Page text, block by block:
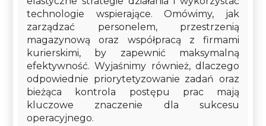
technologie wspierające. Omówimy, jak
zarządzać personelem, przestrzenią
magazynową oraz współpracą z firmami
kurierskimi, by zapewnić maksymalną
efektywność. Wyjaśnimy również, dlaczego
odpowiednie priorytetyzowanie zadań oraz
bieżąca kontrola postępu prac mają
kluczowe znaczenie dla sukcesu
operacyjnego.